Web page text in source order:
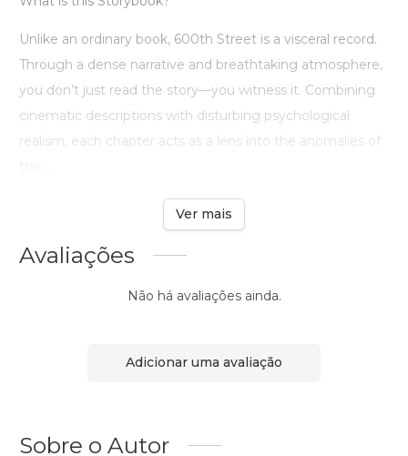
Unlike an ordinary book, 600th Street is a visceral record.
Through a dense narrative and breathtaking atmosphere,
you don’t just read the story—you witness it. Combining
cinematic descriptions with disturbing psychological
realism, each chapter acts as a lens into the anomalies of
Ver mais
Avaliações
Não há avaliações ainda.
Adicionar uma avaliação
Sobre o Autor